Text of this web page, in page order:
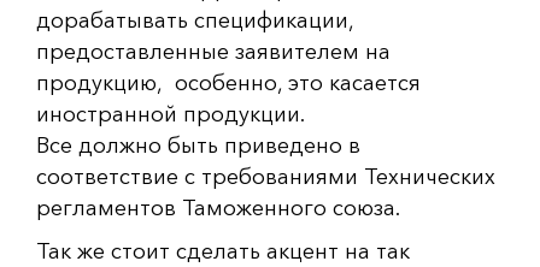
дорабатывать спецификации,
предоставленные заявителем на
продукцию, особенно, это касается
иностранной продукции.
Все должно быть приведено в
соответствие с требованиями Технических
регламентов Таможенного союза.
Так же стоит сделать акцент на так